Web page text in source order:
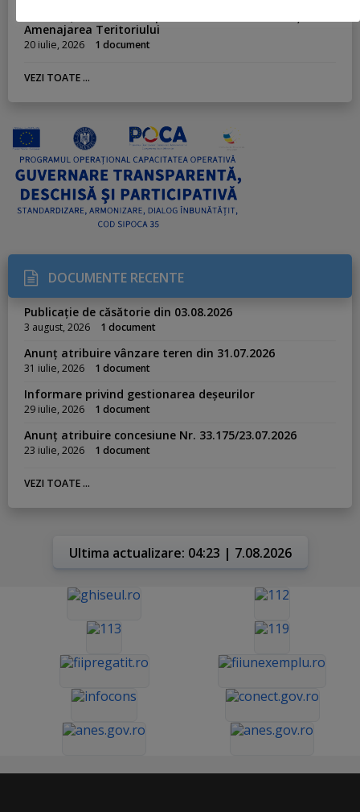
Amenajarea Teritoriului
20 iulie, 2026 1 document
VEZI TOATE ...
DOCUMENTE RECENTE
Publicație de căsătorie din 03.08.2026
3 august, 2026 1 document
Anunț atribuire vânzare teren din 31.07.2026
31 iulie, 2026 1 document
Informare privind gestionarea deșeurilor
29 iulie, 2026 1 document
Anunț atribuire concesiune Nr. 33.175/23.07.2026
23 iulie, 2026 1 document
VEZI TOATE ...
Ultima actualizare: 04:23 | 7.08.2026